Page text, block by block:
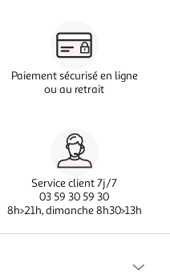
Paiement sécurisé en ligne
ou au retrait
Service client 7j/7
03 59 30 59 30
8h>21h, dimanche 8h30>13h